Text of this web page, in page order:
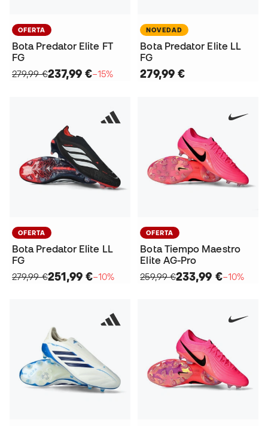
OFERTA
Bota Predator Elite FT
FG
279,99 €237,99 €−15%
NOVEDAD
Bota Predator Elite LL
FG
279,99 €
OFERTA
Bota Predator Elite LL
FG
279,99 €251,99 €−10%
OFERTA
Bota Tiempo Maestro
Elite AG-Pro
259,99 €233,99 €−10%